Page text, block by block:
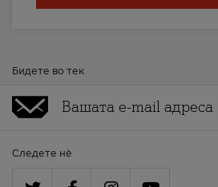
Бидете во тек
Следете нè